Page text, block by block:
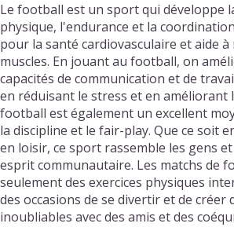
Le football est un sport qui développe
physique, l'endurance et la
pour la santé cardiovasculaire et aide
muscles. En jouant au football, on
capacités de communication et de
en réduisant le stress et en améliorant
football est également un excellent
la discipline et le fair-play. Que ce soit
en loisir, ce sport rassemble les gens
esprit communautaire. Les matchs de
seulement des exercices physiques
des occasions de se divertir et de créer
inoubliables avec des amis et des